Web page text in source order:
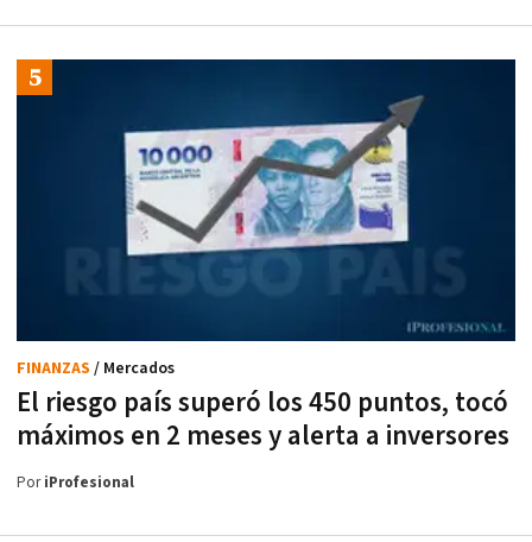
El riesgo país superó los 450 puntos, tocó
máximos en 2 meses y alerta a inversores
FINANZAS / Mercados
PoriProfesional